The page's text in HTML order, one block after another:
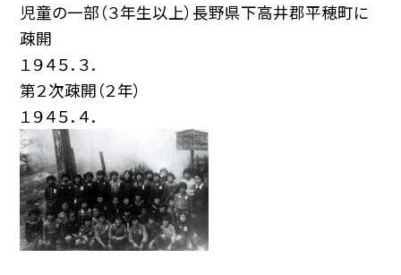
児童の一部（３年生以上）長野県下高井郡平穂町に
疎開
１９４５．３．
第２次疎開（２年）
１９４５．４．